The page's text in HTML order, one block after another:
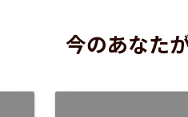
今のあなた